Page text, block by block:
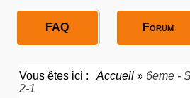
FAQ Forum
Vous êtes ici : Accueil » 6eme -
2-1